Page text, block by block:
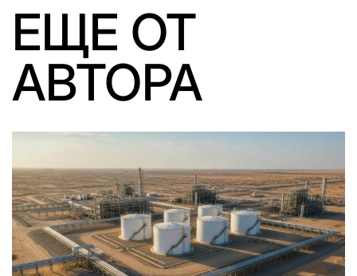
ЕЩЕ ОТ
АВТОРА